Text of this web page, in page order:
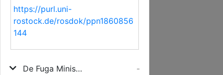
https://purl.uni-
rostock.de/rosdok/ppn1860856
144
De Fuga Ministerii Ecclesiastici
-